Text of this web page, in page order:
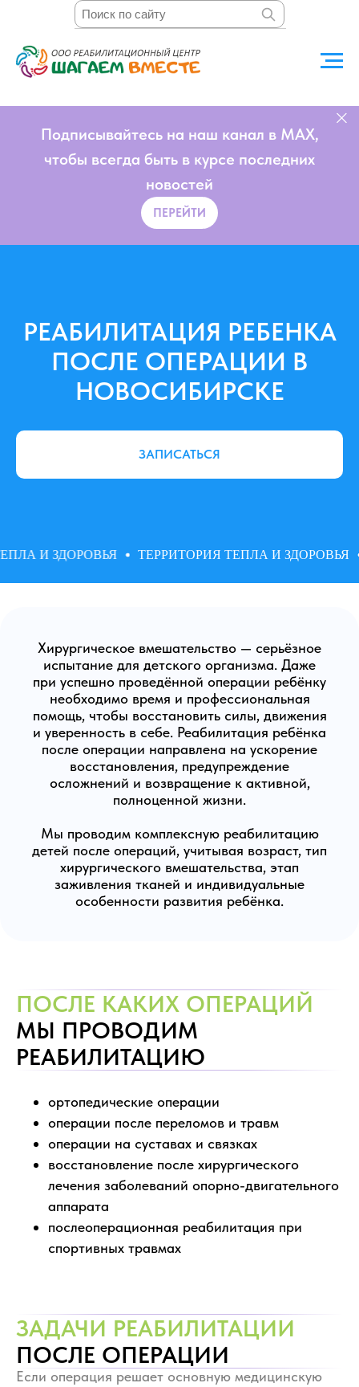
Подписывайтесь на наш канал в MAX,
чтобы всегда быть в курсе последних
новостей
ПЕРЕЙТИ
РЕАБИЛИТАЦИЯ РЕБЕНКА
ПОСЛЕ ОПЕРАЦИИ В
НОВОСИБИРСКЕ
ЗАПИСАТЬСЯ
И ЗДОРОВЬЯ ТЕРРИТОРИЯ ТЕПЛА И ЗДОРОВЬЯ
Хирургическое вмешательство — серьёзное
испытание для детского организма. Даже
при успешно проведённой операции ребёнку
необходимо время и профессиональная
помощь, чтобы восстановить силы, движения
и уверенность в себе. Реабилитация ребёнка
после операции направлена на ускорение
восстановления, предупреждение
осложнений и возвращение к активной,
полноценной жизни.
Мы проводим комплексную реабилитацию
детей после операций, учитывая возраст, тип
хирургического вмешательства, этап
заживления тканей и индивидуальные
особенности развития ребёнка.
ПОСЛЕ КАКИХ ОПЕРАЦИЙ
МЫ ПРОВОДИМ
РЕАБИЛИТАЦИЮ
ортопедические операции
операции после переломов и травм
операции на суставах и связках
восстановление после хирургического
лечения заболеваний опорно-двигательного
аппарата
послеоперационная реабилитация при
спортивных травмах
ЗАДАЧИ РЕАБИЛИТАЦИИ
ПОСЛЕ ОПЕРАЦИИ
Если операция решает основную медицинскую